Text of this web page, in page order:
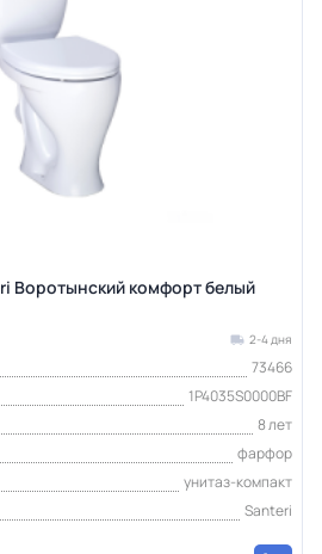
Воротынский комфорт белый
2-4 дня
73466
1P4035S0000BF
8 лет
фарфор
унитаз-компакт
Santeri